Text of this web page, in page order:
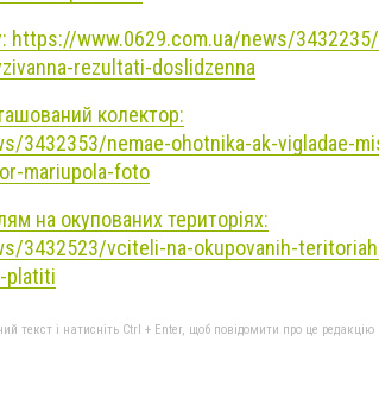
https://www.0629.com.ua/news/
rezultati-doslidzenna
колектор:
3432353/nemae-ohotnika-ak-vigladae-
mariupola-foto
на окупованих територіях:
3432523/vciteli-na-okupovanih-
platiti
текст і натисніть Ctrl + Enter, щоб повідомити про це редакцію